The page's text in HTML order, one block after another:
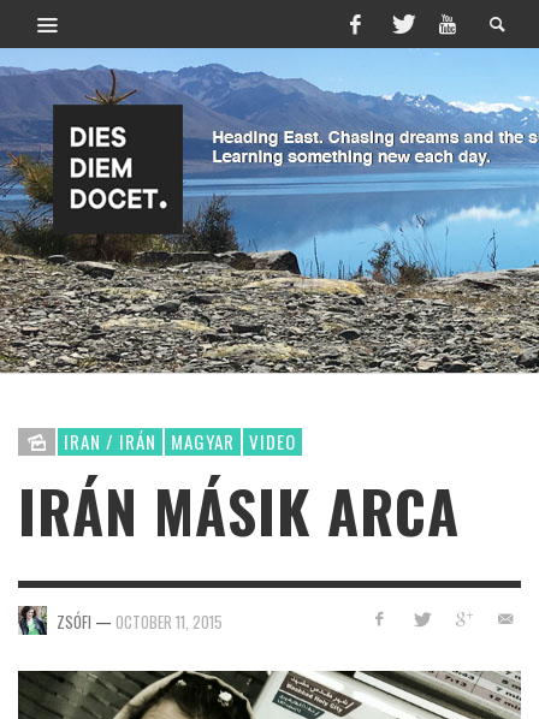
IRAN / IRÁN MAGYAR VIDEO
IRÁN MÁSIK ARCA
ZSÓFI — OCTOBER 11, 2015